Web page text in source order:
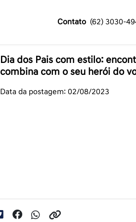
Contato (62) 3030-
Dia dos Pais com estilo:
combina com o seu herói do
Data da postagem: 02/08/2023